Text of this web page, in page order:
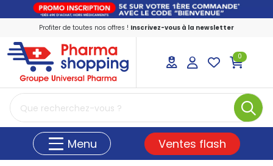
Profiter de toutes nos offres ! Inscrivez-vous à la newsletter
PharmaShopping Votre pharmacie en
0
Menu Ventes flash